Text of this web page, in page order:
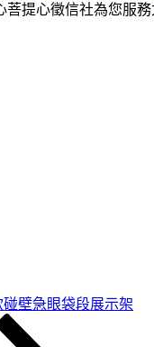
菩提心徵信社為您服
壁急眼袋段展示架